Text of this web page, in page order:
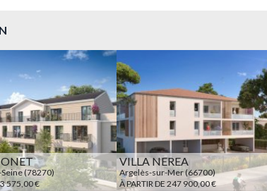
DE 149 100,00 €
(78270)
575,00 €
VILLA NEREA
Argelès-sur-Mer (66700)
À PARTIR DE 247 900,00 €